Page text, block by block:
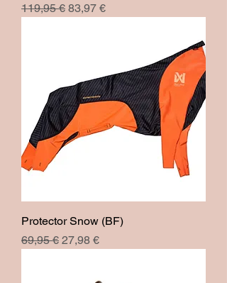
Prix original
119,95 € Prix promotionnel
83,97 €
Protector Snow (BF)
Prix original
69,95 € Prix promotionnel
27,98 €